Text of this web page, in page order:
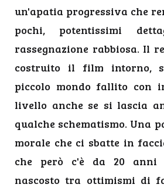
un'apatia progressiva che
pochi, potentissimi
rassegnazione rabbiosa. Il
costruito il film intorno,
piccolo mondo fallito con
livello anche se si lascia
qualche schematismo. Una
morale che ci sbatte in
che però c'è da 20 anni
nascosto tra ottimismi di